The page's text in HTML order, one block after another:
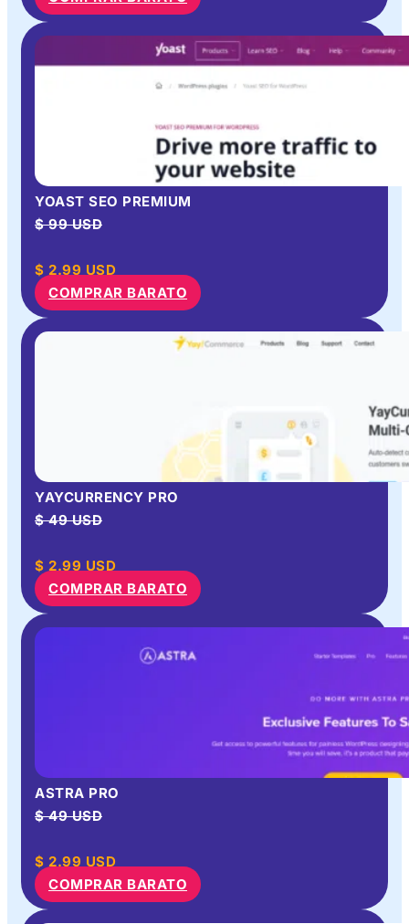
YOAST SEO PREMIUM
$ 99 USD
$ 2.99 USD
COMPRAR BARATO
YAYCURRENCY PRO
$ 49 USD
$ 2.99 USD
COMPRAR BARATO
ASTRA PRO
$ 49 USD
$ 2.99 USD
COMPRAR BARATO